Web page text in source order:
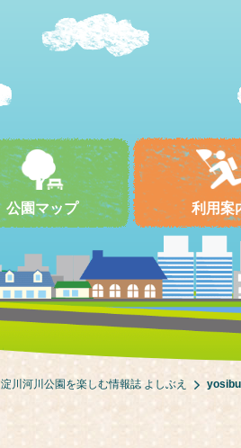
公園マップ 利用案
淀川河川公園を楽しむ情報誌 よしぶえ